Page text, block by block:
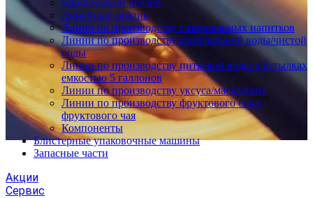
Карусельный розлив
Линейный розлив
Линии по производству газированных напитков
Линии по производству минеральной воды/чистой
воды
Линии по производству питьевой воды в бутылках
емкостью 5 галлонов
Линии по производству уксуса/масла/вина
Линии по производству фруктового сока/
фруктового чая
Компоненты
Блистерные упаковочные машины
Запасные части
Акции
Сервис